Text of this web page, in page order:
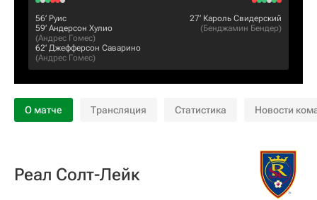
56‎’‎ Руис
59‎’‎ Андерсон Хулио
(Андрес Гомес)
62‎’‎ Джефферсон Саварино
(Андрес Гомес)
27‎’‎ Кароль Свидерский
(Бенджамин Бендер)
О матче Трансляция Статистика Новости
Реал Солт-Лейк